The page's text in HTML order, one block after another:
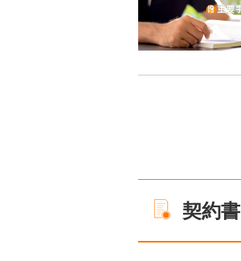
契約書